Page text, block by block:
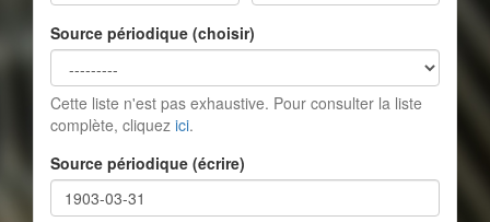
Source périodique (choisir)
Cette liste n'est pas exhaustive. Pour consulter la liste
complète, cliquez ici.
Source périodique (écrire)